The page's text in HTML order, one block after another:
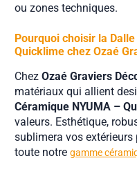
ou zones techniques.
Pourquoi choisir la
Quicklime chez Ozaé
Chez Ozaé Graviers
matériaux qui allient
Céramique NYUMA –
valeurs. Esthétique,
sublimera vos
toute notre gamme